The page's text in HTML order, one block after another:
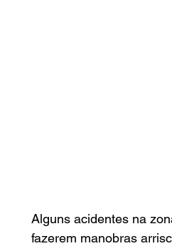
Alguns acidentes na
fazerem manobras